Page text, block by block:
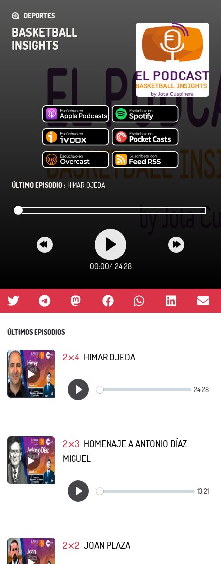
DEPORTES
BASKETBALL
INSIGHTS
ÚLTIMO EPISODIO : HIMAR OJEDA
00:00/ 24:28
ÚLTIMOS EPISODIOS
2⨯4 HIMAR OJEDA
2⨯3 HOMENAJE A ANTONIO DÍAZ
MIGUEL
2⨯2 JOAN PLAZA